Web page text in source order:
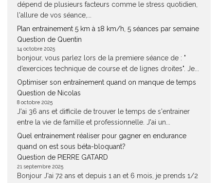
dépend de plusieurs facteurs comme le stress quotidien,
l'allure de vos séance,...
Plan entrainement 5 km à 18 km/h, 5 séances par semaine
Question de Quentin
14 octobre 2025
bonjour, vous parlez lors de la premiere séance de : "
d’exercices technique de course et de lignes droites". Je...
Optimiser son entraînement quand on manque de temps
Question de Nicolas
8 octobre 2025
J'ai 36 ans et difficile de trouver le temps de s'entrainer
entre la vie de famille et professionnelle. J'ai un...
Quel entrainement réaliser pour gagner en endurance
quand on est sous béta-bloquant?
Question de PIERRE GATARD
21 septembre 2025
Bonjour J'ai 72 ans et depuis 1 an et 6 mois, je prends 1/2